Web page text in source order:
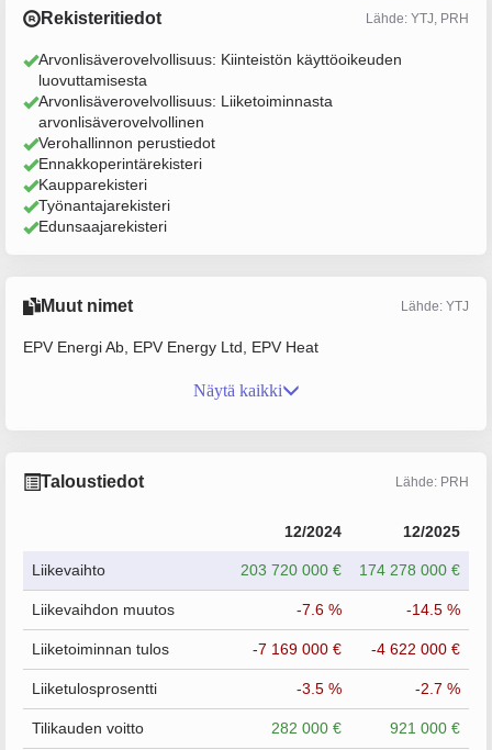
Rekisteritiedot Lähde: YTJ, PRH
Arvonlisäverovelvollisuus: Kiinteistön käyttöoikeuden
luovuttamisesta
Arvonlisäverovelvollisuus: Liiketoiminnasta
arvonlisäverovelvollinen
Verohallinnon perustiedot
Ennakkoperintärekisteri
Kaupparekisteri
Työnantajarekisteri
Edunsaajarekisteri
Muut nimet Lähde: YTJ
EPV Energi Ab, EPV Energy Ltd, EPV Heat
Näytä kaikki
Taloustiedot Lähde: PRH
12/2024 12/2025
Liikevaihto 203 720 000 € 174 278 000 €
Liikevaihdon muutos -7.6 % -14.5 %
Liiketoiminnan tulos -7 169 000 € -4 622 000 €
Liiketulosprosentti -3.5 % -2.7 %
Tilikauden voitto 282 000 € 921 000 €